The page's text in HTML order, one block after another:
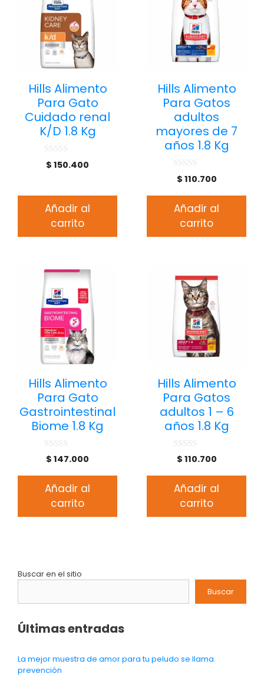
Hills Alimento
Para Gato
Cuidado renal
K/D 1.8 Kg
0
d
$ 150.400
Añadir al
carrito
Hills Alimento
Para Gatos
adultos
mayores de 7
años 1.8 Kg
0
d$ 110.700
Añadir al
carrito
Hills Alimento
Para Gato
Gastrointestinal
Biome 1.8 Kg
0
d
$ 147.000
Añadir al
carrito
Hills Alimento
Para Gatos
adultos 1 – 6
años 1.8 Kg
0
d$ 110.700
Añadir al
carrito
Buscar en el sitio
Buscar
Últimas entradas
La mejor muestra de amor para tu peludo se llama
prevención